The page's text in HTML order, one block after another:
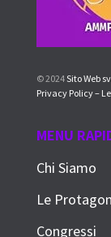
© 2024Sito Web
Privacy Policy –
MENU
Chi Siamo
Le
Congressi